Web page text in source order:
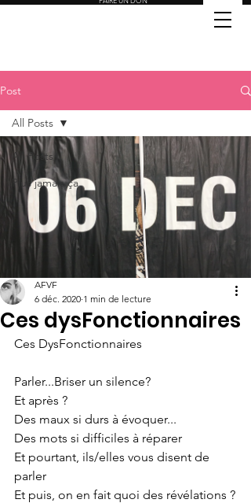
Post
All Posts
Plus jamais ça
All Posts
Ces dysFonctionnaires
AFVF
6 déc. 2020 1 min de lecture
Ces DysFonctionnaires
Parler...Briser un silence?
Et après ?
Des maux si durs à évoquer...
Des mots si difficiles à réparer
Et pourtant, ils/elles vous disent de
parler
Et puis, on en fait quoi des révélations ?